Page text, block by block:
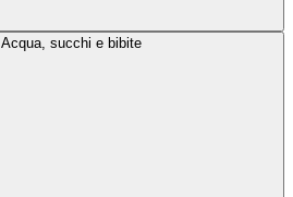
Acqua, succhi e bibite